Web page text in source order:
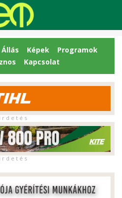
Állás Képek
Programok
Kapcsolat
r d e t é s
r d e t é s